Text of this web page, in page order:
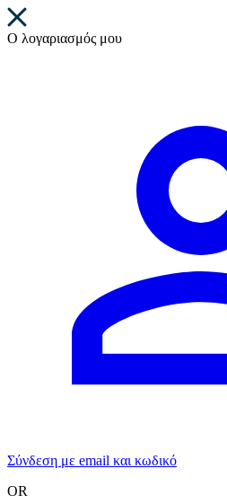
Ο λογαριασμός μου
Σύνδεση με email και κωδικό
OR